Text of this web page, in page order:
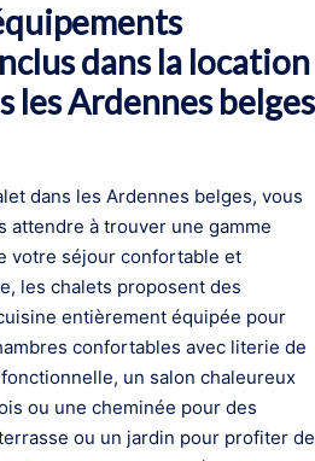
dans la location
les Ardennes belges
dans les Ardennes belges, vous
attendre à trouver une gamme
votre séjour confortable et
les chalets proposent des
entièrement équipée pour
confortables avec literie de
un salon chaleureux
ou une cheminée pour des
ou un jardin pour profiter de